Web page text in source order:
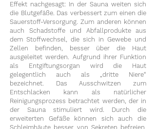
Effekt nachgesagt: In der Sauna weiten sich
die Blutgefäße. Das verbessert zum einen die
Sauerstoff-Versorgung. Zum anderen können
auch Schadstoffe und Abfallprodukte aus
dem Stoffwechsel, die sich in Gewebe und
Zellen befinden, besser über die Haut
ausgeleitet werden. Aufgrund ihrer Funktion
als Entgiftungsorgan wird die Haut
gelegentlich auch als „dritte Niere“
bezeichnet. Das Ausschwitzen zum
Entschlacken kann als natürlicher
Reinigungsprozess betrachtet werden, der in
der Sauna stimuliert wird. Durch die
erweiterten Gefäße können sich auch die
Schleimhäute besser von Sekreten befreien.